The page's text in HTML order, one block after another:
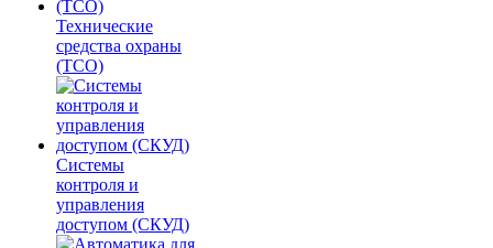
Технические
средства охраны
(ТСО)
Системы
контроля и
управления
доступом (СКУД)